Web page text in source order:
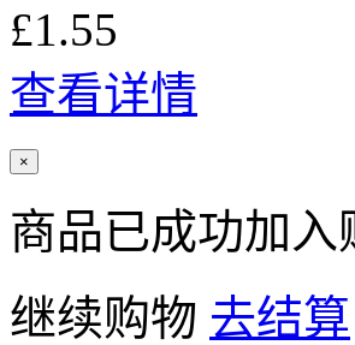
£1.55
查看详情
×
商品已成功加入
继续购物 去结算